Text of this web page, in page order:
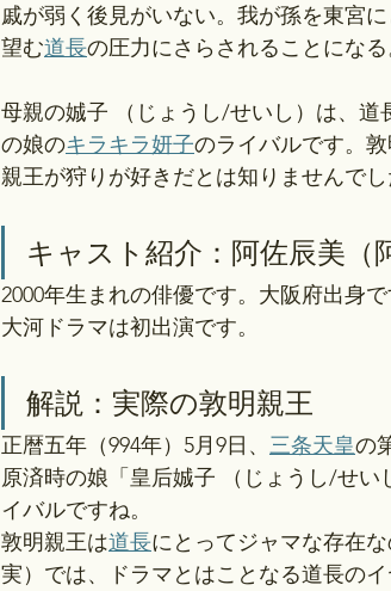
戚が弱く後見がいない。我が孫を東宮に
望む道長の圧力にさらされることになる
母親の娍子 （じょうし/せいし）は、道
の娘のキラキラ妍子のライバルです。敦
親王が狩りが好きだとは知りませんでし
キャスト紹介： 阿佐辰美（
2000年生まれの俳優です。大阪府出身
大河ドラマは初出演です。
解説：実際の敦明親王
正暦五年（994年）5月9日、 三条天皇の
原済時の娘「皇后娍子 （じょうし/せい
イバルですね。
敦明親王は道長にとってジャマな存在
実）では、ドラマとはことなる道長の